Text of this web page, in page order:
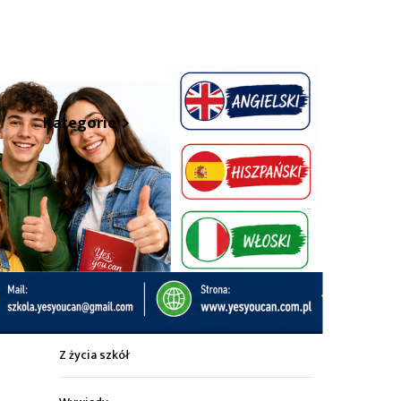
Kategorie
Z życia miasta
Sport
Kultura
Wiadomości z regionu
Z życia szkół